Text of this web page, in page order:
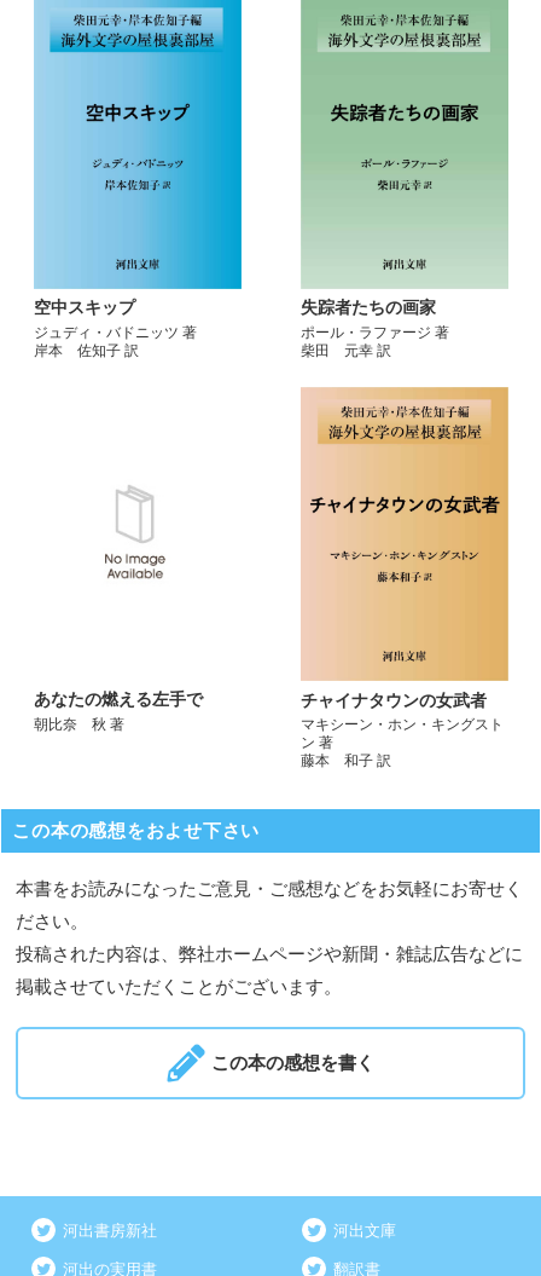
空中スキップ
ジュディ・バドニッツ 著
岸本 佐知子 訳
失踪者たちの画家
ポール・ラファージ 著
柴田 元幸 訳
あなたの燃える左手で
朝比奈 秋 著
チャイナタウンの女武者
マキシーン・ホン・キングスト
ン 著
藤本 和子 訳
この本の感想をおよせ下さい
本書をお読みになったご意見・ご感想などをお気軽にお寄せく
ださい。
投稿された内容は、弊社ホームページや新聞・雑誌広告などに
掲載させていただくことがございます。
この本の感想を書く
河出書房新社 河出文庫
河出の実用書 翻訳書